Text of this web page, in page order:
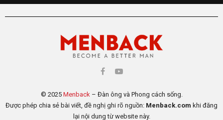
© 2025 Menback – Đàn ông và Phong cách sống.
Được phép chia sẻ bài viết, đề nghị ghi rõ nguồn: Menback.com khi đăng
lại nội dung từ website này.